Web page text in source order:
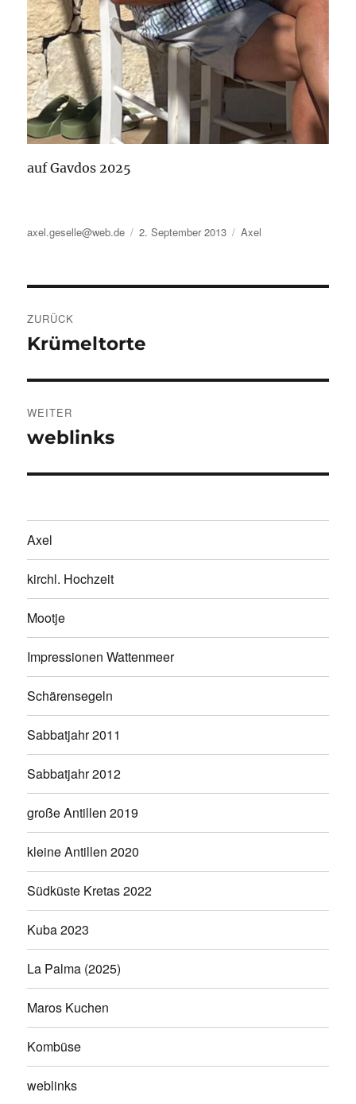
auf Gavdos 2025
Autor
axel.geselle@web.de
Veröffentlicht
2. September 2013 Kategorien
Axel
ZURÜCK
Vorheriger
Krümeltorte
WEITER
Nächster
weblinks
Axel
kirchl. Hochzeit
Mootje
Impressionen Wattenmeer
Schärensegeln
Sabbatjahr 2011
Sabbatjahr 2012
große Antillen 2019
kleine Antillen 2020
Südküste Kretas 2022
Kuba 2023
La Palma (2025)
Maros Kuchen
Kombüse
weblinks